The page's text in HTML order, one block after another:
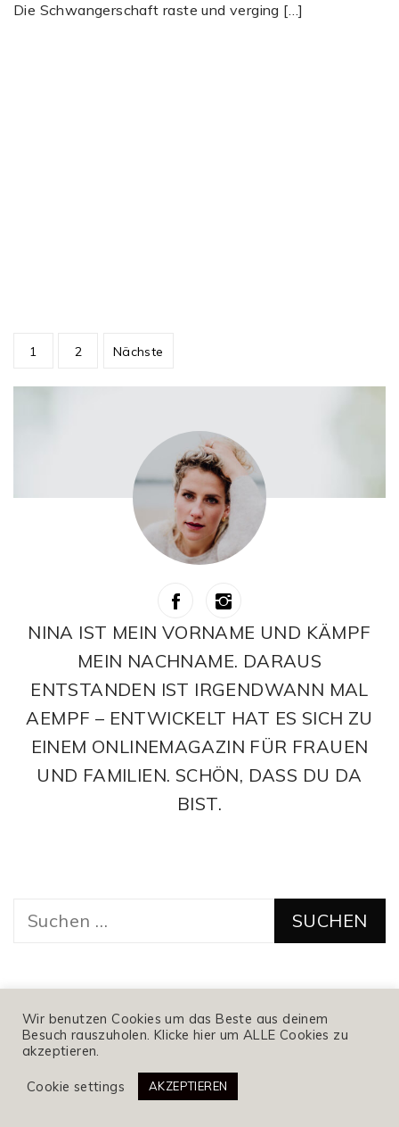
Die Schwangerschaft raste und verging […]
Beitragsnavigation
1 2 Nächste
NINA IST MEIN VORNAME UND KÄMPF
MEIN NACHNAME. DARAUS
ENTSTANDEN IST IRGENDWANN MAL
AEMPF – ENTWICKELT HAT ES SICH ZU
EINEM ONLINEMAGAZIN FÜR FRAUEN
UND FAMILIEN. SCHÖN, DASS DU DA
BIST.
Suchen
POPULAR RECENT
10. April 2021
Liebling – Geschenke fürs
Wir benutzen Cookies um das Beste aus deinem
Besuch rauszuholen. Klicke hier um ALLE Cookies zu
akzeptieren.
Cookie settings AKZEPTIEREN